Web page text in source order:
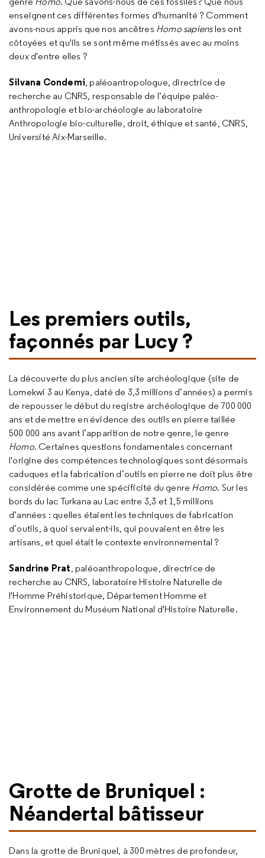
enseignent ces différentes formes d'humanité ? Comment
avons-nous appris que nos ancêtres Homo sapiensles ont
côtoyées et qu'ils se sont même métissés avec au moins
deux d'entre elles ?
Silvana Condemi, paléoantropologue, directrice de
recherche au CNRS, responsable de l’équipe paléo-
anthropologie et bio-archéologie au laboratoire
Anthropologie bio-culturelle, droit, éthique et santé, CNRS,
Université Aix-Marseille.
Les premiers outils,
façonnés par Lucy ?
La découverte du plus ancien site archéologique (site de
Lomekwi 3 au Kenya, daté de 3,3 millions d’années) a permis
de repousser le début du registre archéologique de 700 000
ans et de mettre en évidence des outils en pierre taillée
500 000 ans avant l’apparition de notre genre, le genre
Homo. Certaines questions fondamentales concernant
l'origine des compétences technologiques sont désormais
caduques et la fabrication d’outils en pierre ne doit plus être
considérée comme une spécificité du genre Homo. Sur les
bords du lac Turkana au Lac entre 3,3 et 1,5 millions
d’années : quelles étaient les techniques de fabrication
d’outils, à quoi servaient-ils, qui pouvaient en être les
artisans, et quel était le contexte environnemental ?
Sandrine Prat, paléoanthropologue, directrice de
recherche au CNRS, laboratoire Histoire Naturelle de
l'Homme Préhistorique, Département Homme et
Environnement du Muséum National d'Histoire Naturelle.
Grotte de Bruniquel :
Néandertal bâtisseur
Dans la grotte de Bruniquel, à 300 mètres de profondeur,